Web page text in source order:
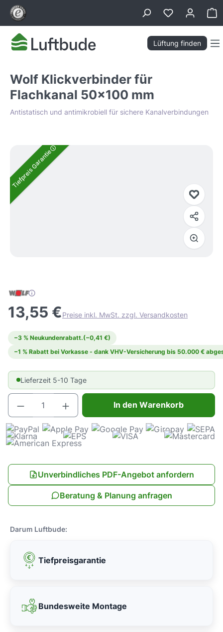
springen
Lüftung finden
Wolf Klickverbinder für
Flachkanal 50x100 mm
Antistatisch und antimikrobiell für sichere Kanalverbindungen
Bildergalerie überspringen
Tiefpreis Garantie
13,55 €Preise inkl. MwSt. zzgl. Versandkosten
−3 % Neukundenrabatt.(−0,41 €)
−1 % Rabatt bei Vorkasse - dank VHV-Versicherung bis 50.000 €
Lieferzeit 5-10 Tage
Produkt Anzahl: Gib den gewünschten
In den Warenkorb
Unverbindliches PDF-Angebot anfordern
Beratung & Planung anfragen
Darum Luftbude:
Tiefpreisgarantie
Bundesweite Montage